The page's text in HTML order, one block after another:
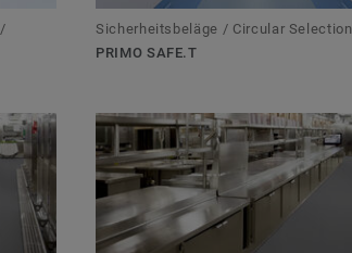
Sicherheitsbeläge / Circular Selection
PRIMO SAFE.T